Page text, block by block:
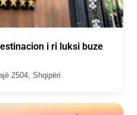
i ri luksi buze
2504, Shqipëri